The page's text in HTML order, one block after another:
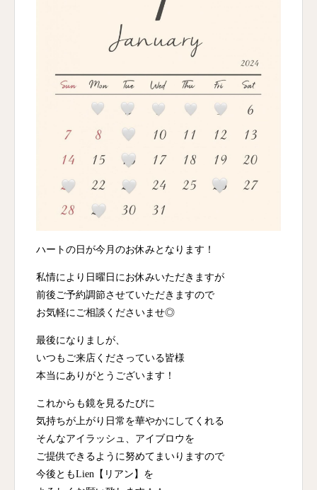
ハートの日が今月のお休みとなります！
私情により日曜日にお休みいただきますが
前後ご予約調節させていただきますので
お気軽にご相談くださいませ◎
最後になりましが、
いつもご来店くださっている皆様
本当にありがとうございます！
これからも鏡を見るたびに
気持ちが上がり日常を華やかにしてくれる
そんなアイラッシュ、アイブロウを
ご提供できるように努めてまいりますので
今後ともLien【リアン】を